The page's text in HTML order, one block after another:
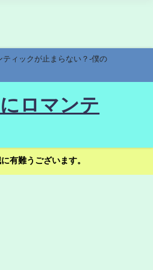
ィックが止まらない？-僕の
ロマンテ
有難うございます。